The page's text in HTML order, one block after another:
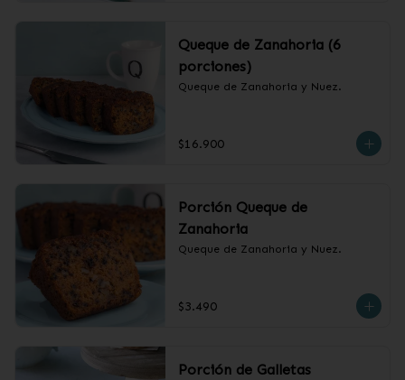
Queque de Zanahoria (6
porciones)
Queque de Zanahoria y Nuez.
$16.900
Porción Queque de
Zanahoria
Queque de Zanahoria y Nuez.
$3.490
Porción de Galletas